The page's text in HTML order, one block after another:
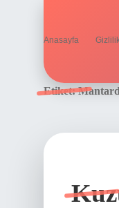
Anasayfa
Etiket: